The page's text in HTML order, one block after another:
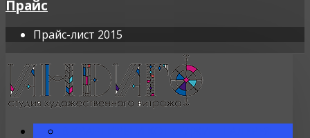
Прайс
Прайс-лист 2015